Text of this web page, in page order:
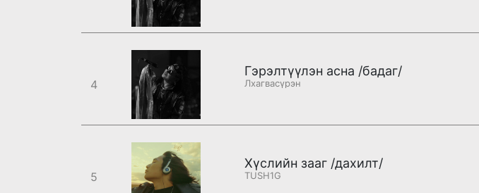
4
Гэрэлтүүлэн асна /бадаг/
Лхагвасүрэн
5
Хүслийн зааг /дахилт/
TUSH1G